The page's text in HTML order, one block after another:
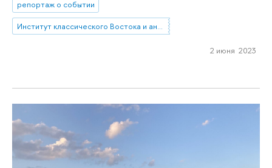
репортаж о событии
Институт классического Востока и античности
2 июня 2023